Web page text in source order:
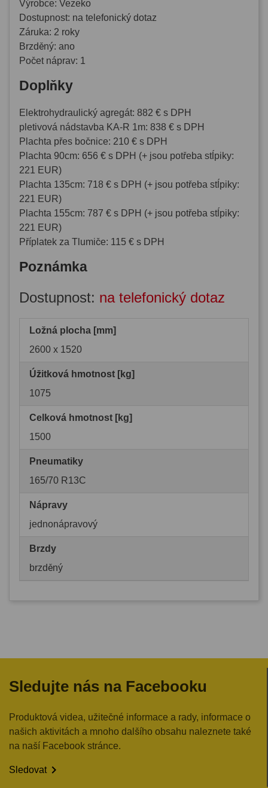
Výrobce: Vezeko
Dostupnost: na telefonický dotaz
Záruka: 2 roky
Brzděný: ano
Počet náprav: 1
Doplňky
Elektrohydraulický agregát: 882 € s DPH
pletivová nádstavba KA-R 1m: 838 € s DPH
Plachta přes bočnice: 210 € s DPH
Plachta 90cm: 656 € s DPH (+ jsou potřeba stĺpiky:
221 EUR)
Plachta 135cm: 718 € s DPH (+ jsou potřeba stĺpiky:
221 EUR)
Plachta 155cm: 787 € s DPH (+ jsou potřeba stĺpiky:
221 EUR)
Příplatek za Tlumiče: 115 € s DPH
Poznámka
Dostupnost: na telefonický dotaz
Ložná plocha [mm]
2600 x 1520
Úžitková hmotnost [kg]
1075
Celková hmotnost [kg]
1500
Pneumatiky
165/70 R13C
Nápravy
jednonápravový
Brzdy
brzděný
Sledujte nás na Facebooku
Produktová videa, užitečné informace a rady, informace o
našich aktivitách a mnoho dalšího obsahu naleznete také
na naší Facebook stránce.
Sledovat